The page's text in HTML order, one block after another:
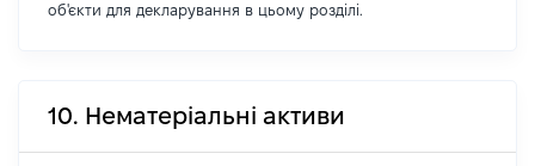
об'єкти для декларування в цьому розділі.
10. Нематеріальні активи